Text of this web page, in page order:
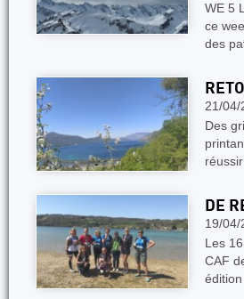
WE 5
ce
des
21/04/
Des
DE
19/04/
Les
CAF